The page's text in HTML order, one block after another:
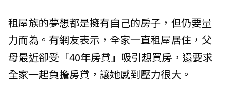
租屋族的夢想都是擁有自己的房子，但仍要量
力而為。有網友表示，全家一直租屋居住，父
母最近卻受「40年房貸」吸引想買房，還要求
全家一起負擔房貸，讓她感到壓力很大。